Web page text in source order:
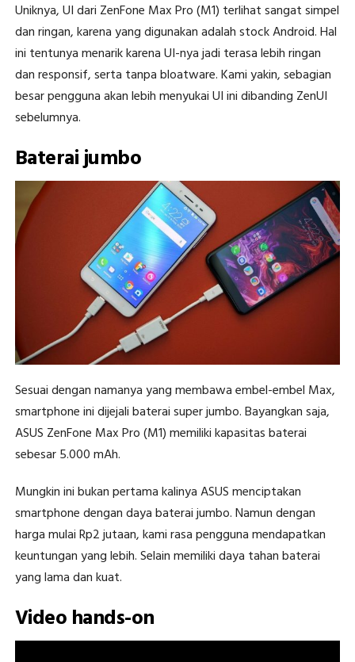
Uniknya, UI dari ZenFone Max Pro (M1) terlihat sangat simpel
dan ringan, karena yang digunakan adalah stock Android. Hal
ini tentunya menarik karena UI-nya jadi terasa lebih ringan
dan responsif, serta tanpa bloatware. Kami yakin, sebagian
besar pengguna akan lebih menyukai UI ini dibanding ZenUI
sebelumnya.
Baterai jumbo
Sesuai dengan namanya yang membawa embel-embel Max,
smartphone ini dijejali baterai super jumbo. Bayangkan saja,
ASUS ZenFone Max Pro (M1) memiliki kapasitas baterai
sebesar 5.000 mAh.
Mungkin ini bukan pertama kalinya ASUS menciptakan
smartphone dengan daya baterai jumbo. Namun dengan
harga mulai Rp2 jutaan, kami rasa pengguna mendapatkan
keuntungan yang lebih. Selain memiliki daya tahan baterai
yang lama dan kuat.
Video hands-on